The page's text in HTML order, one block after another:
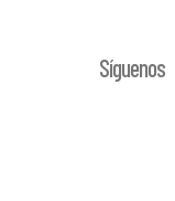
Síguenos